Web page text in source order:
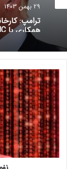
29 بهمن 1403
ترامپ:
همکاری با TSMC در هاله‌ای از ابهام
ن
ف
و
ذ
ه
ک
ر
ه
ا